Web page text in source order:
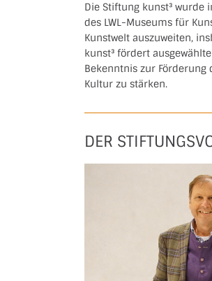
Die Stiftung kunst³ wurde
des LWL-Museums für
Kunstwelt auszuweiten,
kunst³ fördert
Bekenntnis zur
Kultur zu stärken.
DER